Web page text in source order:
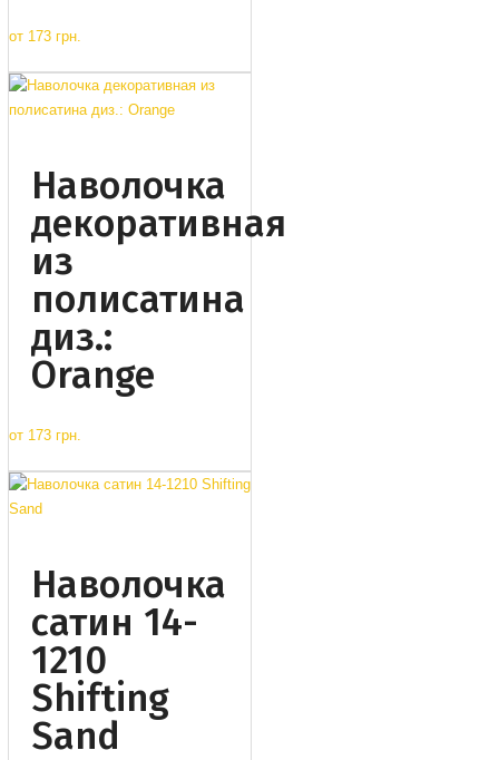
от 173 грн.
Наволочка
декоративная
из
полисатина
диз.:
Orange
от 173 грн.
Наволочка
сатин 14-
1210
Shifting
Sand